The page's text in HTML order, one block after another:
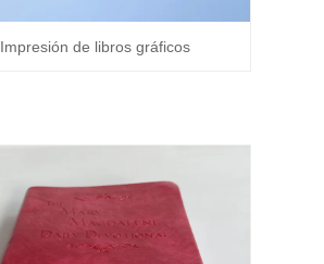
Impresión de libros gráficos